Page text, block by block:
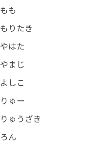
もも
もりたき
やはた
やまじ
よしこ
りゅー
りゅうざき
ろん